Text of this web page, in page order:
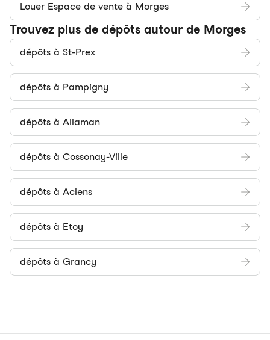
Louer Espace de vente à Morges
Trouvez plus de dépôts autour de Morges
dépôts à St-Prex
dépôts à Pampigny
dépôts à Allaman
dépôts à Cossonay-Ville
dépôts à Aclens
dépôts à Etoy
dépôts à Grancy